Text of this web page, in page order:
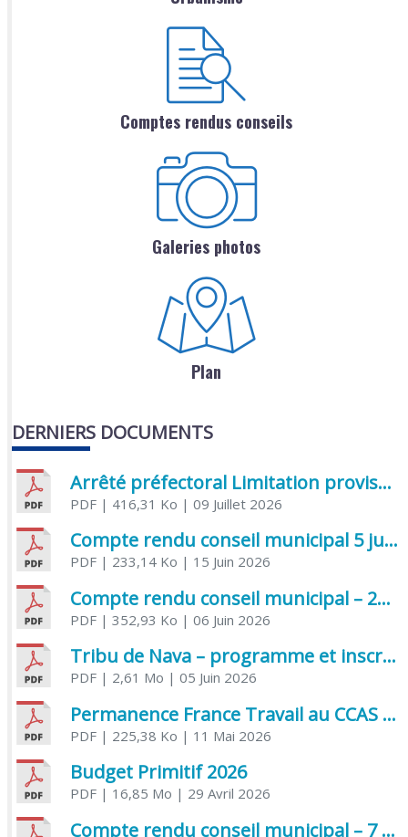
Comptes rendus conseils
Galeries photos
Plan
DERNIERS DOCUMENTS
Arrêté préfectoral Limitation provisoire des usages de l’eau
PDF| 416,31 Ko | 09 Juillet 2026
Compte rendu conseil municipal 5 juin 2026 sénatoriale
PDF| 233,14 Ko | 15 Juin 2026
Compte rendu conseil municipal – 21 avril 2026
PDF| 352,93 Ko | 06 Juin 2026
Tribu de Nava – programme et inscriptions été 2026
PDF| 2,61 Mo | 05 Juin 2026
Permanence France Travail au CCAS de Saujon Juin 2026
PDF| 225,38 Ko | 11 Mai 2026
Budget Primitif 2026
PDF| 16,85 Mo | 29 Avril 2026
Compte rendu conseil municipal – 7 avril 2026